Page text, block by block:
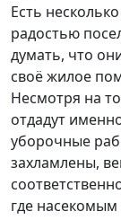
Есть
радостью
думать, что
своё жилое
Несмотря на
отдадут
уборочные
захламлены,
где